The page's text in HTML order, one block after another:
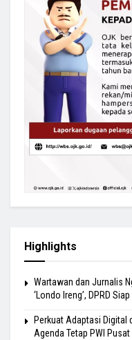
Highlights
Wartawan dan Jurnalis
‘Londo Ireng’, DPRD
Perkuat Adaptasi Digital
Agenda Tetap PWI Pusat